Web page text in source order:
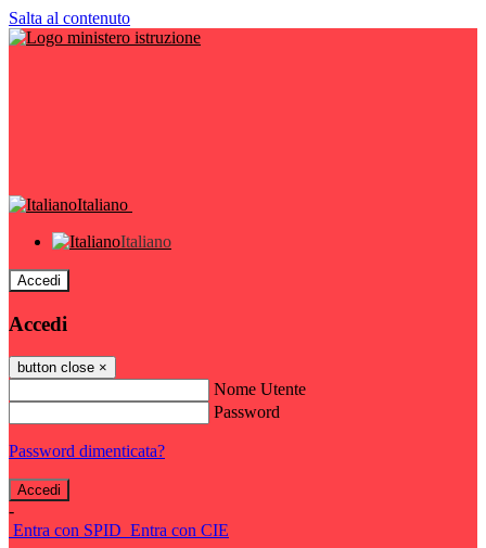
Salta al contenuto
Italiano
Italiano
Accedi
Accedi
button close ×
Nome Utente
Password
Password dimenticata?
-
Entra con SPID Entra con CIE